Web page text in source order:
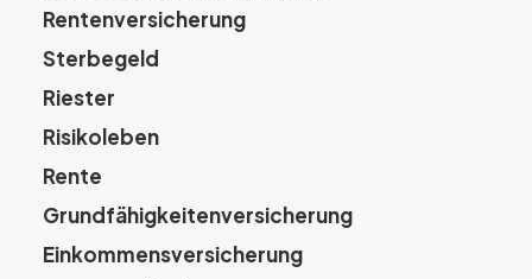
Rentenversicherung
Sterbegeld
Riester
Risikoleben
Rente
Grundfähigkeitenversicherung
Einkommensversicherung